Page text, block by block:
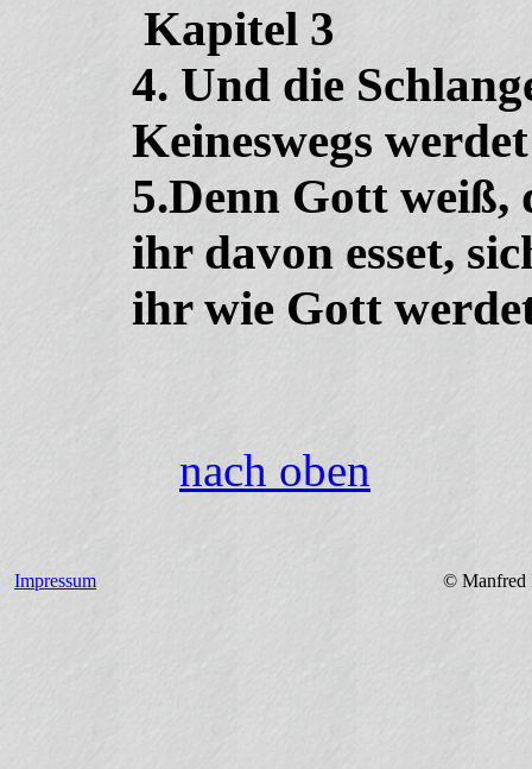
Kapitel 3
4. Und die
Keineswegs
5.Denn Gott weiß,
ihr davon esset,
ihr wie Gott
nach oben
Impressum © Manfred Hagenmaier 2015 Alle